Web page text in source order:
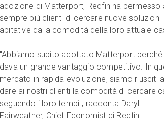
adozione di Matterport, Redfin ha permesso
sempre più clienti di cercare nuove soluzioni
abitative dalla comodità della loro attuale
"Abbiamo subito adottato Matterport
dava un grande vantaggio competitivo. In
mercato in rapida evoluzione, siamo riusciti a
dare ai nostri clienti la comodità di cercare
seguendo i loro tempi", racconta Daryl
Fairweather, Chief Economist di Redfin.